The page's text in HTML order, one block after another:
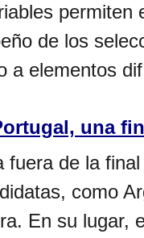
permiten
de los
a elementos
una
fuera de la
como
En su lugar,